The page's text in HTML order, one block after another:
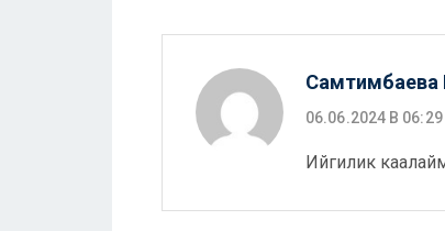
Самтимбаева
06.06.2024 В 06:29
Ийгилик